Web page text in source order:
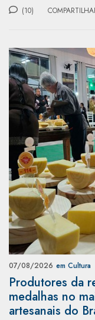
(10)
07/08/2026 em Cultura
Produtores da
medalhas no
artesanais do